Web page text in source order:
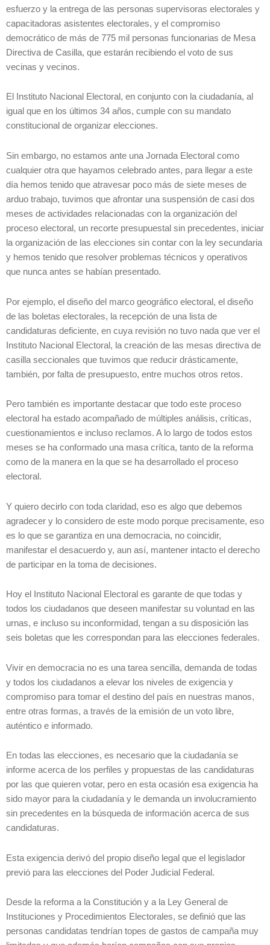
esfuerzo y la entrega de las personas supervisoras electorales y
capacitadoras asistentes electorales, y el compromiso
democrático de más de 775 mil personas funcionarias de Mesa
Directiva de Casilla, que estarán recibiendo el voto de sus
vecinas y vecinos.
El Instituto Nacional Electoral, en conjunto con la ciudadanía, al
igual que en los últimos 34 años, cumple con su mandato
constitucional de organizar elecciones.
Sin embargo, no estamos ante una Jornada Electoral como
cualquier otra que hayamos celebrado antes, para llegar a este
día hemos tenido que atravesar poco más de siete meses de
arduo trabajo, tuvimos que afrontar una suspensión de casi dos
meses de actividades relacionadas con la organización del
proceso electoral, un recorte presupuestal sin precedentes, iniciar
la organización de las elecciones sin contar con la ley secundaria
y hemos tenido que resolver problemas técnicos y operativos
que nunca antes se habían presentado.
Por ejemplo, el diseño del marco geográfico electoral, el diseño
de las boletas electorales, la recepción de una lista de
candidaturas deficiente, en cuya revisión no tuvo nada que ver el
Instituto Nacional Electoral, la creación de las mesas directiva de
casilla seccionales que tuvimos que reducir drásticamente,
también, por falta de presupuesto, entre muchos otros retos.
Pero también es importante destacar que todo este proceso
electoral ha estado acompañado de múltiples análisis, críticas,
cuestionamientos e incluso reclamos. A lo largo de todos estos
meses se ha conformado una masa crítica, tanto de la reforma
como de la manera en la que se ha desarrollado el proceso
electoral.
Y quiero decirlo con toda claridad, eso es algo que debemos
agradecer y lo considero de este modo porque precisamente, eso
es lo que se garantiza en una democracia, no coincidir,
manifestar el desacuerdo y, aun así, mantener intacto el derecho
de participar en la toma de decisiones.
Hoy el Instituto Nacional Electoral es garante de que todas y
todos los ciudadanos que deseen manifestar su voluntad en las
urnas, e incluso su inconformidad, tengan a su disposición las
seis boletas que les correspondan para las elecciones federales.
Vivir en democracia no es una tarea sencilla, demanda de todas
y todos los ciudadanos a elevar los niveles de exigencia y
compromiso para tomar el destino del país en nuestras manos,
entre otras formas, a través de la emisión de un voto libre,
auténtico e informado.
En todas las elecciones, es necesario que la ciudadanía se
informe acerca de los perfiles y propuestas de las candidaturas
por las que quieren votar, pero en esta ocasión esa exigencia ha
sido mayor para la ciudadanía y le demanda un involucramiento
sin precedentes en la búsqueda de información acerca de sus
candidaturas.
Esta exigencia derivó del propio diseño legal que el legislador
previó para las elecciones del Poder Judicial Federal.
Desde la reforma a la Constitución y a la Ley General de
Instituciones y Procedimientos Electorales, se definió que las
personas candidatas tendrían topes de gastos de campaña muy